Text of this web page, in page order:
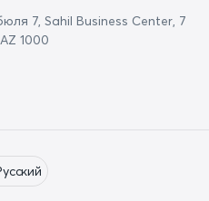
7, Sahil Business Center, 7
1000